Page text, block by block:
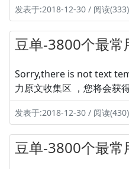
发表于:2018-12-30 / 阅读
豆单-3800个最常
Sorry,there is not text
力原文收集区 ，您将会获
发表于:2018-12-30 / 阅读
豆单-3800个最常